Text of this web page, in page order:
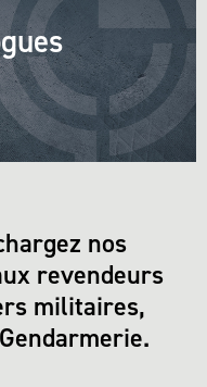
nos
revendeurs
militaires,